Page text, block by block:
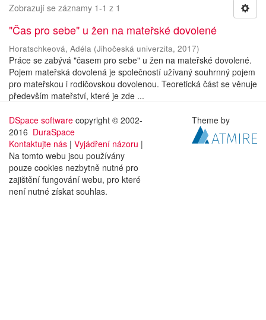
Zobrazují se záznamy 1-1 z 1
"Čas pro sebe" u žen na mateřské dovolené
Horatschkeová, Adéla (Jihočeská univerzita, 2017)
Práce se zabývá "časem pro sebe" u žen na mateřské dovolené.
Pojem mateřská dovolená je společností užívaný souhrnný pojem
pro mateřskou i rodičovskou dovolenou. Teoretická část se věnuje
především mateřství, které je zde ...
DSpace software copyright © 2002-
2016 DuraSpace
Kontaktujte nás | Vyjádření názoru |
Na tomto webu jsou používány
pouze cookies nezbytně nutné pro
zajištění fungování webu, pro které
není nutné získat souhlas.
Theme by